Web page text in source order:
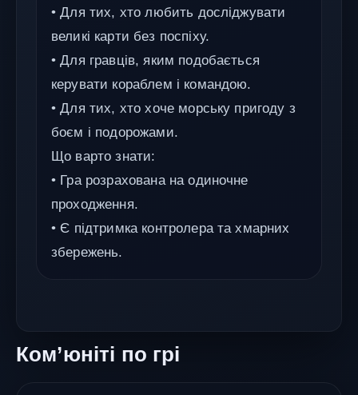
• Для тих, хто любить досліджувати
великі карти без поспіху.
• Для гравців, яким подобається
керувати кораблем і командою.
• Для тих, хто хоче морську пригоду з
боєм і подорожами.
Що варто знати:
• Гра розрахована на одиночне
проходження.
• Є підтримка контролера та хмарних
збережень.
Ком’юніті по грі